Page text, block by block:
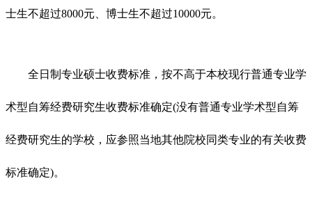
士生不超过8000元、博士生不超过10000元。
全日制专业硕士收费标准，按不高于本校现行普通专业学
术型自筹经费研究生收费标准确定(没有普通专业学术型自筹
经费研究生的学校，应参照当地其他院校同类专业的有关收费
标准确定)。